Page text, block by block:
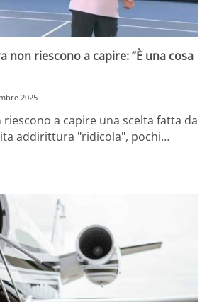
non riescono a capire: ”È una cosa
2025
a capire una scelta fatta da
addirittura "ridicola", pochi…